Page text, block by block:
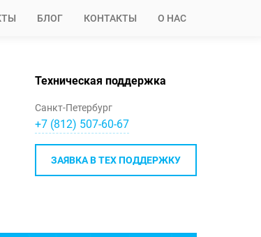
БЛОГ КОНТАКТЫ О НАС
Техническая поддержка
Санкт-Петербург
+7 (812) 507-60-67
ЗАЯВКА В ТЕХ ПОДДЕРЖКУ